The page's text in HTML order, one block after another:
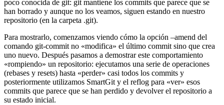
poco conocida de git: git mantiene los commits que parece que se
han borrado y aunque no los veamos, siguen estando en nuestro
repositorio (en la carpeta .git).
Para mostrarlo, comenzamos viendo cómo la opción –amend del
comando git-commit no «modifica» el último commit sino que crea
uno nuevo. Después pasamos a demostrar este comportamiento
«rompiendo» un repositorio: ejecutamos una serie de operaciones
(rebases y resets) hasta «perder» casi todos los commits y
posteriormente utilizamos SmartGit y el reflog para «ver» esos
commits que parece que se han perdido y devolver el repositorio a
su estado inicial.